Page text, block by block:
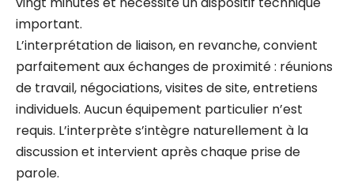
important.
L’interprétation de liaison, en revanche, convient
parfaitement aux échanges de proximité : réunions
de travail, négociations, visites de site, entretiens
individuels. Aucun équipement particulier n’est
requis. L’interprète s’intègre naturellement à la
discussion et intervient après chaque prise de
parole.